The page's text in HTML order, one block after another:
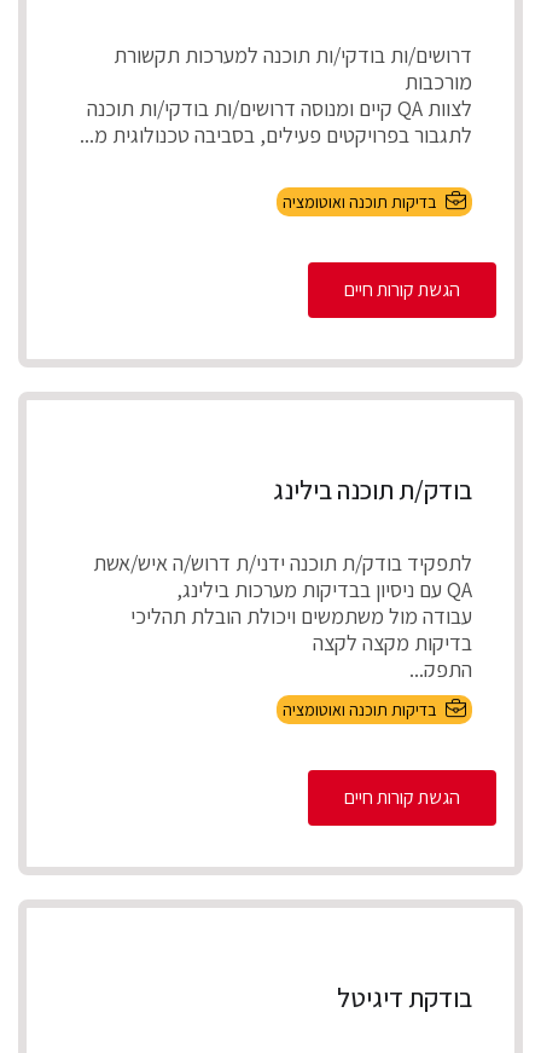
דרושים/ות בודקי/ות תוכנה למערכות תקשורת
מורכבות
לצוות QA קיים ומנוסה דרושים/ות בודקי/ות תוכנה
לתגבור בפרויקטים פעילים, בסביבה טכנולוגית מ...
בדיקות תוכנה ואוטומציה
הגשת קורות חיים
בודק/ת תוכנה בילינג
לתפקיד בודק/ת תוכנה ידני/ת דרוש/ה איש/אשת
QA עם ניסיון בבדיקות מערכות בילינג,
עבודה מול משתמשים ויכולת הובלת תהליכי
בדיקות מקצה לקצה
התפק...
בדיקות תוכנה ואוטומציה
הגשת קורות חיים
בודקת דיגיטל